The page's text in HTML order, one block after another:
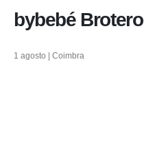
bybebé Brotero
1 agosto | Coimbra